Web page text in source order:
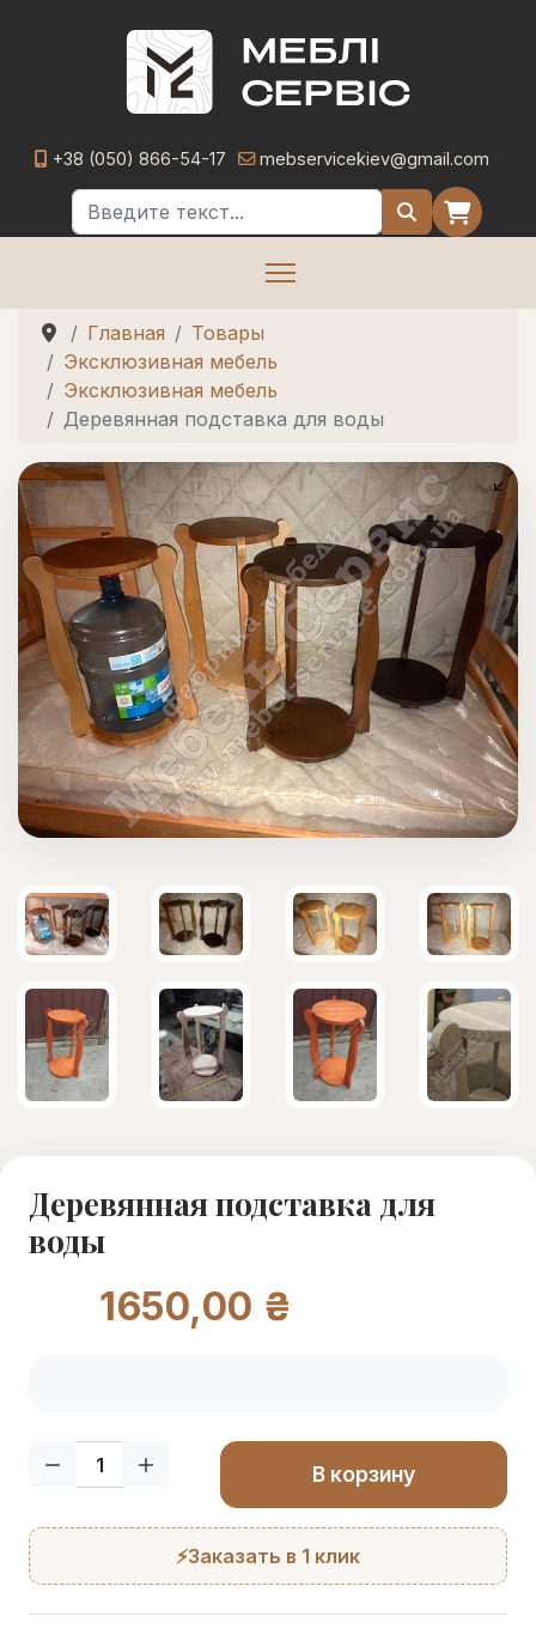
+38 (050) 866-54-17 mebservicekiev@gmail.com
Поиск
Главная
Товары
Эксклюзивная мебель
Эксклюзивная мебель
Деревянная подставка для воды
Деревянная подставка для
воды
1650,00 ₴
Кол-во:
В корзину
⚡Заказать в 1 клик